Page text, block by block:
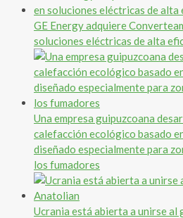
GE Energy adquiere
soluciones eléctricas de alta
Una empresa guipuzcoana
calefacción ecológico basado
diseñado especialmente para
los fumadores
Ucrania está abierta a unirse al